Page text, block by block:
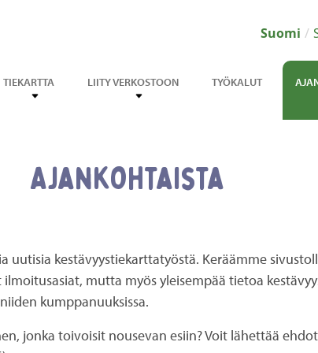
TIEKARTTA LIITY VERKOSTOON TYÖKALUT
Suomi
Ajankohtaista
uutisia kestävyystiekarttatyöstä. Keräämme
mutta myös yleisempää tietoa
kumppanuuksissa.
jonka toivoisit nousevan esiin? Voit lähettää